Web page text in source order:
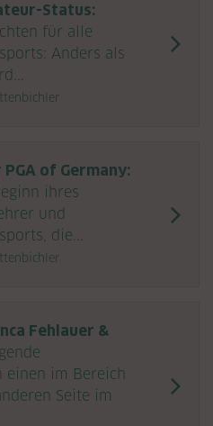
Status:
für alle
Anders als
of Germany:
ihres
und
die...
Fehlauer &
einen im Bereich
Seite im